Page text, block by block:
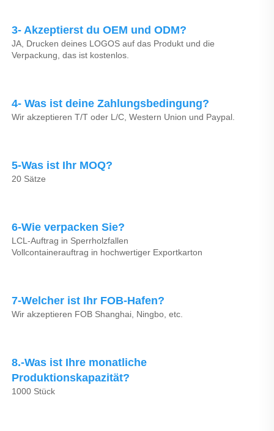
3- Akzeptierst du OEM und ODM?
JA, Drucken deines LOGOS auf das Produkt und die
Verpackung, das ist kostenlos.
4- Was ist deine Zahlungsbedingung?
Wir akzeptieren T/T oder L/C, Western Union und Paypal.
5-Was ist Ihr MOQ?
20 Sätze
6-Wie verpacken Sie?
LCL-Auftrag in Sperrholzfallen
Vollcontainerauftrag in hochwertiger Exportkarton
7-Welcher ist Ihr FOB-Hafen?
Wir akzeptieren FOB Shanghai, Ningbo, etc.
8.-Was ist Ihre monatliche
Produktionskapazität?
1000 Stück